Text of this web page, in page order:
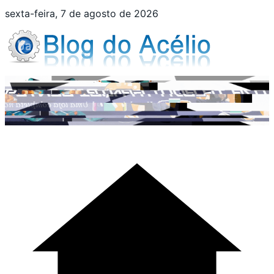
Pular
para
o
conteúdo
sexta-feira, 7 de agosto de 2026